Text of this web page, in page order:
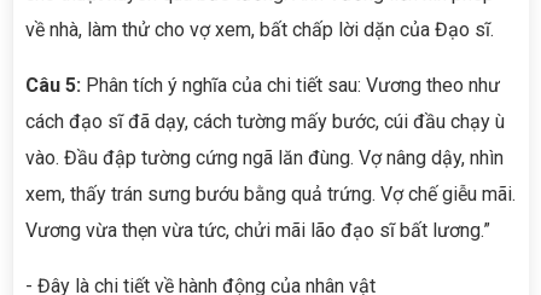
về nhà, làm thử cho vợ xem, bất chấp lời dặn của Đạo sĩ.
Câu 5: Phân tích ý nghĩa của chi tiết sau: Vương theo như
cách đạo sĩ đã dạy, cách tường mấy bước, cúi đầu chạy ù
vào. Đầu đập tường cứng ngã lăn đùng. Vợ nâng dậy, nhìn
xem, thấy trán sưng bướu bằng quả trứng. Vợ chế giễu mãi.
Vương vừa thẹn vừa tức, chửi mãi lão đạo sĩ bất lương.”
- Đây là chi tiết về hành động của nhân vật